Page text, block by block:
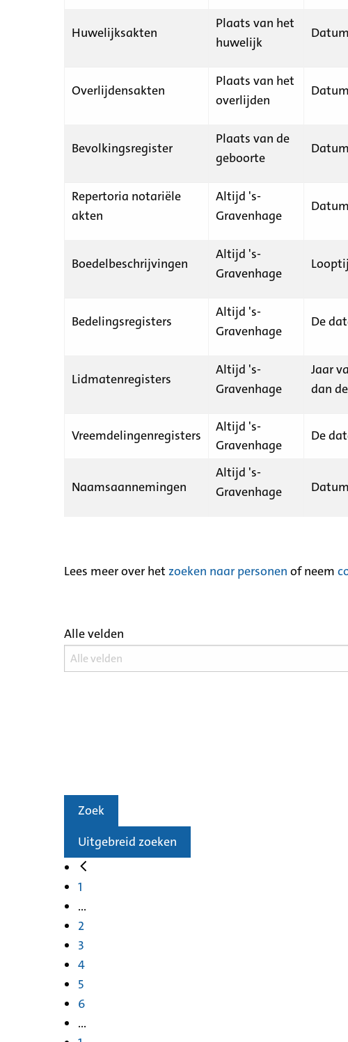
Huwelijksakten
Plaats van het
huwelijk
Overlijdensakten
Plaats van het
overlijden
Bevolkingsregister
Plaats van de
geboorte
Repertoria notariële
akten
Altijd 's-
Gravenhage
Boedelbeschrijvingen
Altijd 's-
Gravenhage
Bedelingsregisters
Altijd 's-
Gravenhage
De
Lidmatenregisters
Altijd 's-
Gravenhage
Jaar
dan
Vreemdelingenregisters
Altijd 's-
Gravenhage
De
Naamsaannemingen
Altijd 's-
Gravenhage
Lees meer over het zoeken naar personen of neem
Alle velden
Zoek
Uitgebreid zoeken
1
...
2
3
4
5
6
...